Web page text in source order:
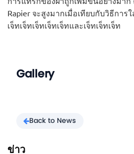
Rapier จะสูงมากเมื่อเทียบกับวิธีการ
เจ็ทเจ็ทเจ็ทเจ็ทเจ็ทและเจ็ทเจ็ทเจ็ท
Gallery
Back to News
ข่าว